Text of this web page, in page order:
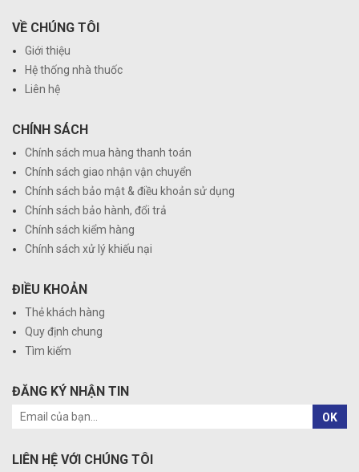
VỀ CHÚNG TÔI
Giới thiệu
Hệ thống nhà thuốc
Liên hệ
CHÍNH SÁCH
Chính sách mua hàng thanh toán
Chính sách giao nhận vận chuyển
Chính sách bảo mật & điều khoản sử dụng
Chính sách bảo hành, đổi trả
Chính sách kiểm hàng
Chính sách xử lý khiếu nại
ĐIỀU KHOẢN
Thẻ khách hàng
Quy định chung
Tìm kiếm
ĐĂNG KÝ NHẬN TIN
OK
LIÊN HỆ VỚI CHÚNG TÔI